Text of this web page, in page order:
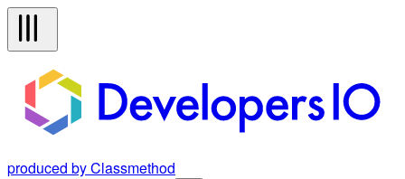
produced by Classmethod